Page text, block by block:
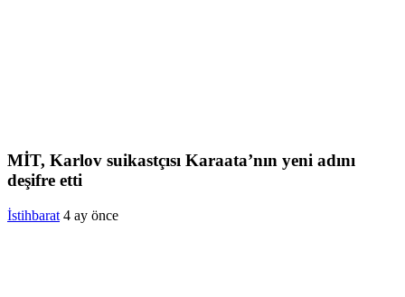
MİT, Karlov suikastçısı Karaata’nın yeni adını
deşifre etti
İstihbarat 4 ay önce